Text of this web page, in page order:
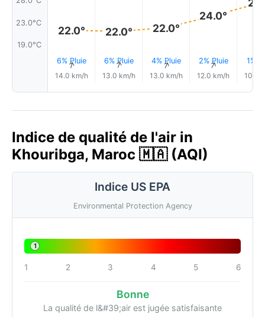
23.0°C
19.0°C
22.0°
6% Pluie
↑
14.0 km/h
22.0°
6% Pluie
↑
13.0 km/h
22.0°
4% Pluie
↑
13.0 km/h
24.0°
2% Pluie
↑
12.0 km/h
1%
10.0
Indice de qualité de l'air in
Khouribga, Maroc 🇲🇦 (AQI)
Indice US EPA
Environmental Protection Agency
1
1 2 3 4 5 6
Bonne
La qualité de l&#39;air est jugée satisfaisante